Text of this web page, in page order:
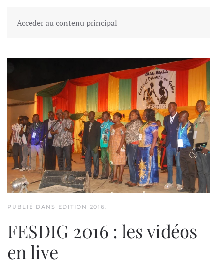
Accéder au contenu principal
FESDIG
PUBLIÉ DANS EDITION 2016.
FESDIG 2016 : les vidéos
en live